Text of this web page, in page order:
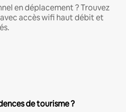
en déplacement ? Trouvez
accès wifi haut débit et
de tourisme ?